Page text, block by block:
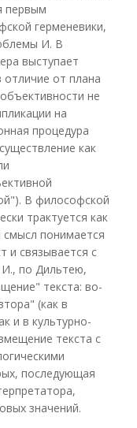
первым
герменевики,
И. В
выступает
от плана
не
на
процедура
как
В философской
трактуется как
понимается
и связывается с
по Дильтею,
текста: во-
(как в
и в культурно-
текста с
последующая
значений.